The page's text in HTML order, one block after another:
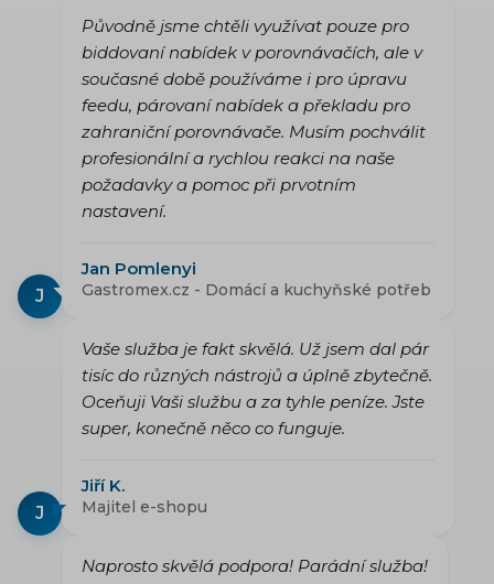
J
Původně jsme chtěli využívat pouze pro
biddovaní nabídek v porovnávačích, ale v
současné době používáme i pro úpravu
feedu, párovaní nabídek a překladu pro
zahraniční porovnávače. Musím pochválit
profesionální a rychlou reakci na naše
požadavky a pomoc při prvotním
nastavení.
Jan Pomlenyi
Gastromex.cz - Domácí a kuchyňské potřeb
J
Vaše služba je fakt skvělá. Už jsem dal pár
tisíc do různých nástrojů a úplně zbytečně.
Oceňuji Vaši službu a za tyhle peníze. Jste
super, konečně něco co funguje.
Jiří K.
Majitel e-shopu
Naprosto skvělá podpora! Parádní služba!